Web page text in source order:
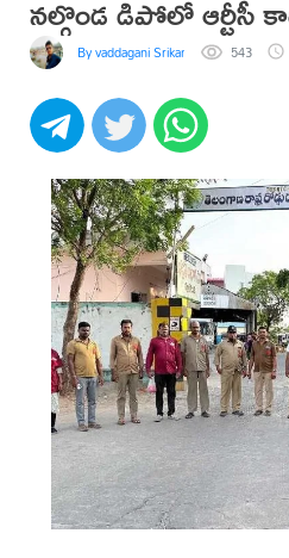
నల్గొండ డిపోలో ఆర్టీసీ
By vaddagani Srikanth 543